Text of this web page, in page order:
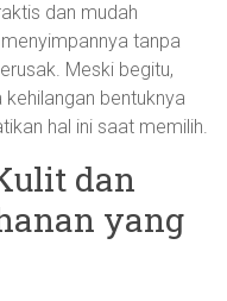
dan mudah
tanpa
Meski begitu,
bentuknya
hal ini saat memilih.
dan
yang